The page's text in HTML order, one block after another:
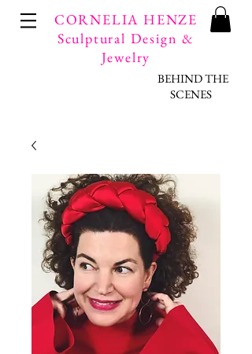
CORNELIA HENZE
Sculptural Design &
Jewelry
BEHIND THE
SCENES